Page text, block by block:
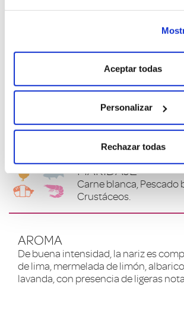
Aceptar todas
Personalizar
Rechazar todas
SABORES
Limón, Pomelo,
AROMA
De buena intensidad, la nariz es
de lima, mermelada de limón,
lavanda, con presencia de ligeras
MARIDAJE
Carne blanca, Pescado
Crustáceos.